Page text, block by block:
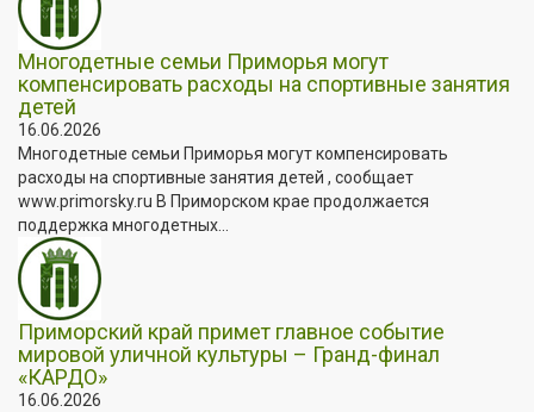
Многодетные семьи Приморья могут
компенсировать расходы на спортивные занятия
детей
16.06.2026
Многодетные семьи Приморья могут компенсировать
расходы на спортивные занятия детей , сообщает
www.primorsky.ru В Приморском крае продолжается
поддержка многодетных...
Приморский край примет главное событие
мировой уличной культуры – Гранд-финал
«КАРДО»
16.06.2026